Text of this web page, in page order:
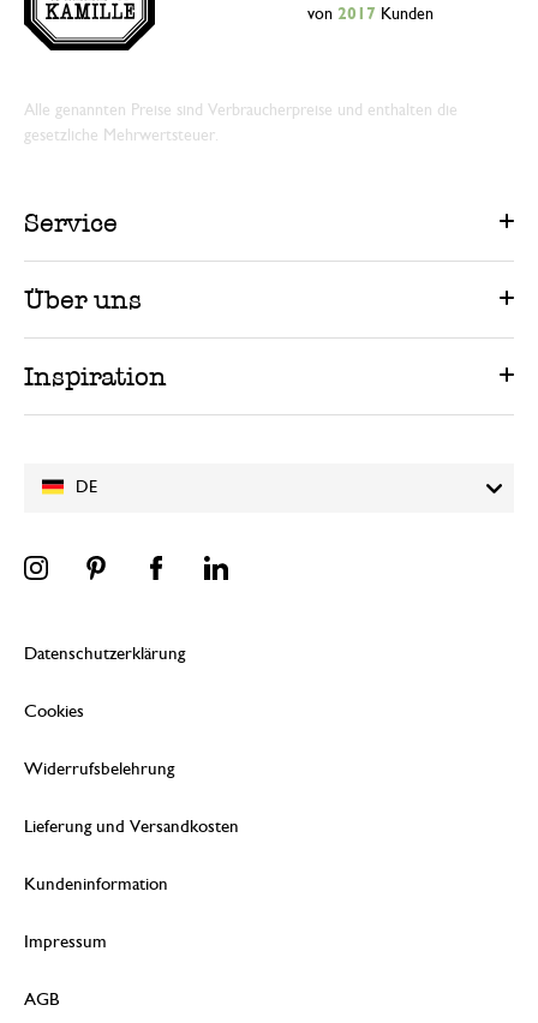
DE
von 2017 Kunden
Alle genannten Preise sind Verbraucherpreise und enthalten die
gesetzliche Mehrwertsteuer.
Service
Über uns
Inspiration
Datenschutzerklärung
Cookies
Widerrufsbelehrung
Lieferung und Versandkosten
Kundeninformation
Impressum
AGB